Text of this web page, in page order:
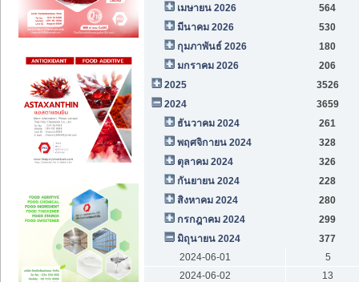
เมษายน 2026
564
มีนาคม 2026
530
กุมภาพันธ์ 2026
180
มกราคม 2026
206
2025
3526
2024
3659
ธันวาคม 2024
261
พฤศจิกายน 2024
328
ตุลาคม 2024
326
กันยายน 2024
228
สิงหาคม 2024
280
กรกฎาคม 2024
299
มิถุนายน 2024
377
2024-06-01
5
2024-06-02
13